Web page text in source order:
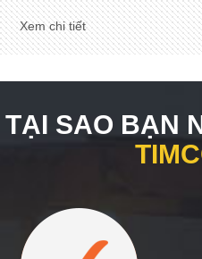
Xem chi tiết
TẠI SAO BẠN